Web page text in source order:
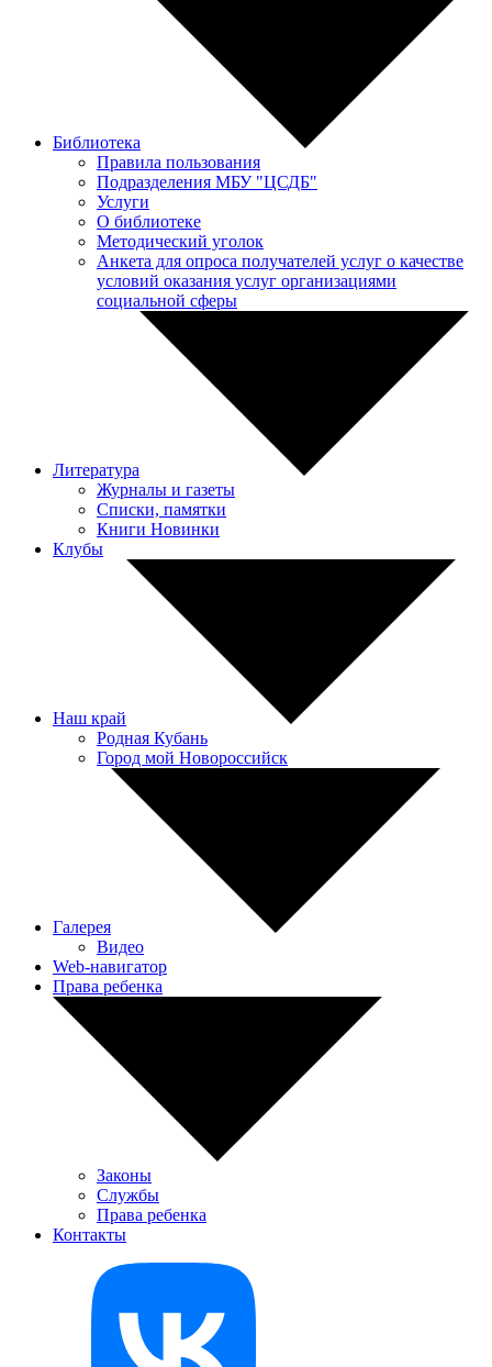
Библиотека
Правила пользования
Подразделения МБУ "ЦСДБ"
Услуги
О библиотеке
Методический уголок
Анкета для опроса получателей услуг о качестве
условий оказания услуг организациями
социальной сферы
Литература
Журналы и газеты
Списки, памятки
Книги Новинки
Клубы
Наш край
Родная Кубань
Город мой Новороссийск
Галерея
Видео
Web-навигатор
Права ребенка
Законы
Службы
Права ребенка
Контакты